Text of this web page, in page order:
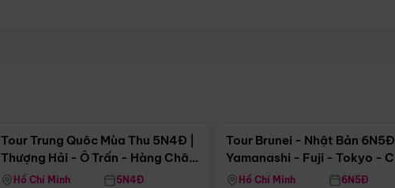
Tour Trung Quôc Mùa Thu 5N4Đ |
Thượng Hải - Ô Trấn - Hàng Châu
(Tour Không Shopping)
Hồ Chí Minh 5N4Đ
Tour Brunei - Nhật Bản 6N5Đ |
Yamanashi - Fuji - Tokyo -
- Freeday
Hồ Chí Minh 6N5Đ